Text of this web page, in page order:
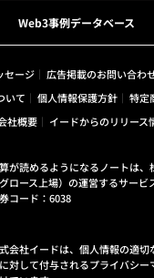
Web3事例データベース
セージ 広告掲載のお問い合わ
いて
個人情報保護方針
特定
社概要
イードからのリリース
が読めるようになるノートは、
ロース上場）の運営するサービ
コード：6038
会社イードは、個人情報の適切
対して付与されるプライバシー